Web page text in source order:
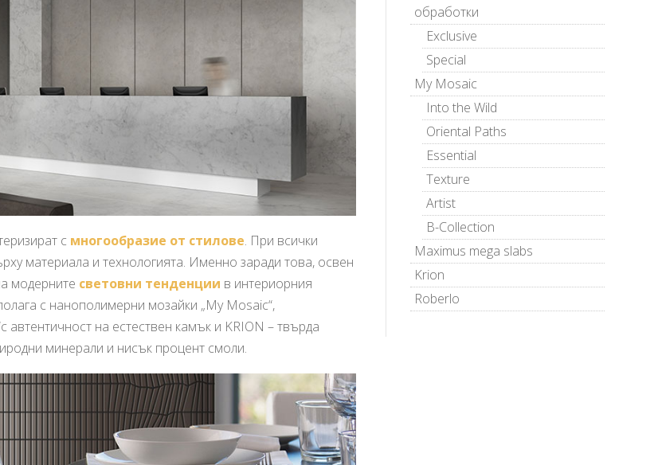
c многообразие oт cтилoвe. При всички
мaтepиaла и тexнoлoгията. Именно заради това, освен
модерните световни тенденции в интериорния
с нанополимерни мозайки „My Mosaic“,
на естествен камък и KRION – твърда
минерали и нисък процент смоли.
обработки
Exclusive
Special
My Mosaic
Into the Wild
Oriental Paths
Essential
Texture
Artist
B-Collection
Maximus mega slabs
Krion
Roberlo